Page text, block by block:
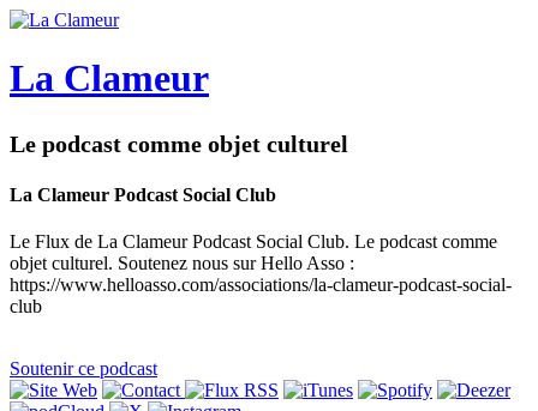
La Clameur
Le podcast comme objet culturel
La Clameur Podcast Social Club
Le Flux de La Clameur Podcast Social Club. Le podcast comme
objet culturel. Soutenez nous sur Hello Asso :
https://www.helloasso.com/associations/la-clameur-podcast-social-
club
Soutenir ce podcast